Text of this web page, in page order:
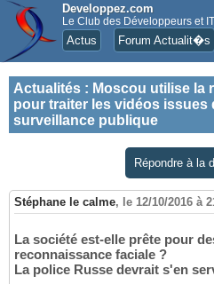
Developpez.com
Le Club des Développeurs et
Actus Forum Actualit�s
Actualités : Moscou utilise la
pour traiter les vidéos issues
surveillance publique
Répondre à la
Stéphane le calme, le 12/10/2016 à
La société est-elle prête pour
reconnaissance faciale ?
La police Russe devrait s'en